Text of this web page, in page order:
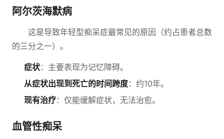
阿尔茨海默病
这是导致年轻型痴呆症最常见的原因（约占患者总数
的三分之一）。
症状：主要表现为记忆障碍。
从症状出现到死亡的时间跨度：约10年。
现有治疗：仅能缓解症状，无法治愈。
血管性痴呆